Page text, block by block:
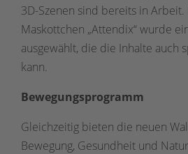
3D-Szenen sind bereits in
Maskottchen „Attendix“ wurde
ausgewählt, die die Inhalte auch
kann.
Bewegungsprogramm
Gleichzeitig bieten die neuen
Bewegung, Gesundheit und